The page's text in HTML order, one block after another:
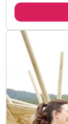
3 x
1 x Eintritt
1 x Geschenk
inkl. täglich
inkl.
inkl. 1 x Kaffee
inkl. Toben in
inkl.